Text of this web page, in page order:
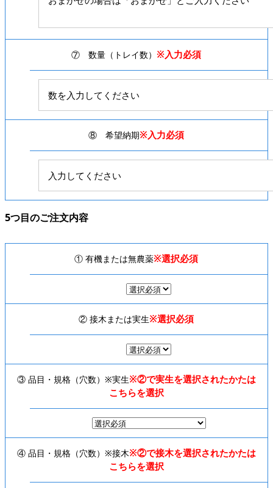
⑦ 数量（トレイ数）※入力必須
⑧ 希望納期※入力必須
5つ目のご注文内容
① 有機または無農薬※選択必須
② 接木または実生※選択必須
③ 品目・規格（穴数）※実生※②で実生を選択されたかたは
こちらを選択
④ 品目・規格（穴数）※接木※②で接木を選択されたかたは
こちらを選択